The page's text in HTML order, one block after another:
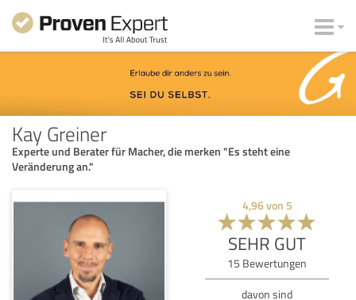
Kay Greiner
Experte und Berater für Macher, die merken "Es steht eine
Veränderung an."
4,96von 5
SEHR GUT
15 Bewertungen
davon sind